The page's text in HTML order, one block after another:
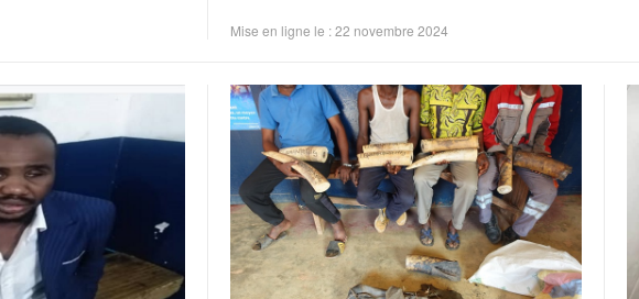
Mise en ligne le : 22 novembre 2024